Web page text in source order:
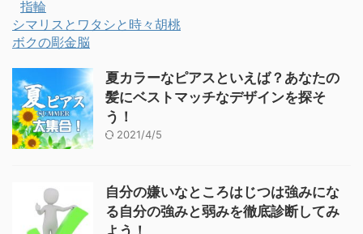
指輪
シマリスとワタシと時々胡桃
ボクの彫金脳
夏カラーなピアスといえば？あなたの
髪にベストマッチなデザインを探そ
う！
2021/4/5
自分の嫌いなところはじつは強みにな
る自分の強みと弱みを徹底診断してみ
よう！